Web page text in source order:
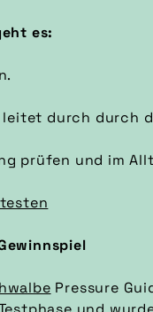
es:
leitet durch durch
prüfen und im
Pressure